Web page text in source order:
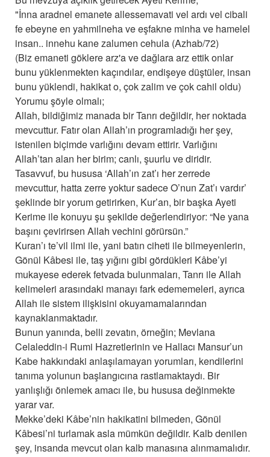
"İnna aradnel emanete allessemavati vel ardı vel cibali
fe ebeyne en yahmilneha ve eşfakne minha ve hamelel
insan.. innehu kane zalumen cehula (Azhab/72)
(Biz emaneti göklere arz'a ve dağlara arz ettik onlar
bunu yüklenmekten kaçındılar, endişeye düştüler, insan
bunu yüklendi, hakikat o, çok zalim ve çok cahil oldu)
Yorumu şöyle olmalı;
Allah, bildiğimiz manada bir Tanrı değildir, her noktada
mevcuttur. Fatır olan Allah’ın programladığı her şey,
istenilen biçimde varlığını devam ettirir. Varlığını
Allah’tan alan her birim; canlı, şuurlu ve diridir.
Tasavvuf, bu hususa ‘Allah’ın zat’ı her zerrede
mevcuttur, hatta zerre yoktur sadece O’nun Zat’ı vardır’
şeklinde bir yorum getirirken, Kur’an, bir başka Ayeti
Kerime ile konuyu şu şekilde değerlendiriyor: “Ne yana
başını çevirirsen Allah vechini görürsün.”
Kuran’ı te’vil ilmi ile, yani batın ciheti ile bilmeyenlerin,
Gönül Kâbesi ile, taş yığını gibi gördükleri Kâbe’yi
mukayese ederek fetvada bulunmaları, Tanrı ile Allah
kelimeleri arasındaki manayı fark edememeleri, ayrıca
Allah ile sistem ilişkisini okuyamamalarından
kaynaklanmaktadır.
Bunun yanında, belli zevatın, örneğin; Mevlana
Celaleddin-i Rumi Hazretlerinin ve Hallacı Mansur’un
Kabe hakkındaki anlaşılamayan yorumları, kendilerini
tanıma yolunun başlangıcına rastlamaktaydı. Bir
yanlışlığı önlemek amacı ile, bu hususa değinmekte
yarar var.
Mekke’deki Kâbe’nin hakikatini bilmeden, Gönül
Kâbesi’ni turlamak asla mümkün değildir. Kalb denilen
şey, insanda mevcut olan kalb manasına alınmamalıdır.